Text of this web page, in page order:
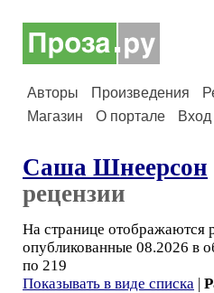
Авторы Произведения
Магазин
О портале Вход
Саша Шнеерсон
рецензии
На странице отображаются
опубликованные 08.2026 в
по 219
Показывать в виде списка |